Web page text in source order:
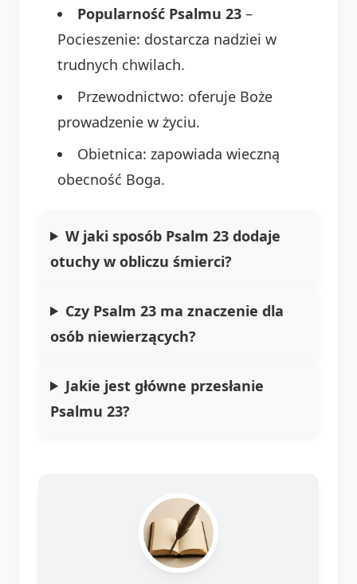
Popularność Psalmu 23 –
Pocieszenie: dostarcza nadziei w
trudnych chwilach.
Przewodnictwo: oferuje Boże
prowadzenie w życiu.
Obietnica: zapowiada wieczną
obecność Boga.
W jaki sposób Psalm 23 dodaje
otuchy w obliczu śmierci?
Czy Psalm 23 ma znaczenie dla
osób niewierzących?
Jakie jest główne przesłanie
Psalmu 23?